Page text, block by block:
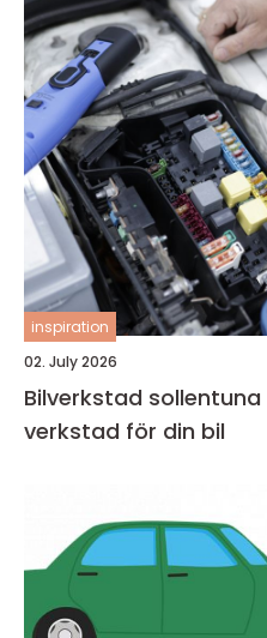
inspiration
02. July 2026
Bilverkstad sollentuna så väljer du rätt
verkstad för din bil